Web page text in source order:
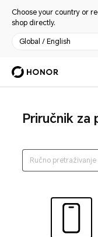
Choose your country or
shop directly.
Global / English
Priručnik za